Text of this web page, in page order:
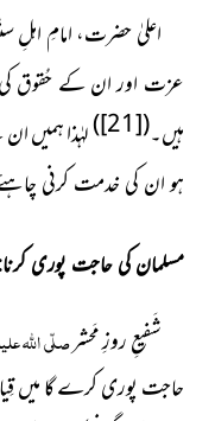
اعلیٰ حضرت، امامِ
عزت اور ان کے حُقوق کی
ہیں۔(
[21]
)لہٰذا ہمیں
ہو ان کی خدمت کرنی
مسلمان کی حاجت پوری
شَفیعِ روزِ مَحشرصلّی اللہ
حاجت پوری کرےگا